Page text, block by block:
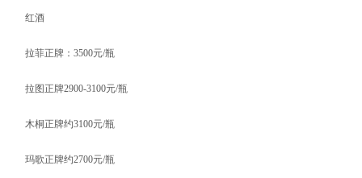
红酒
拉菲正牌：3500元/瓶
拉图正牌2900-3100元/瓶
木桐正牌约3100元/瓶
玛歌正牌约2700元/瓶